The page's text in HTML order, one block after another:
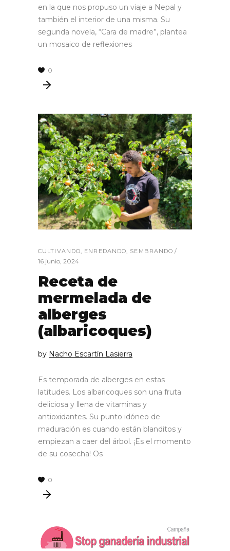
en la que nos propuso un viaje a Nepal y
también el interior de una misma. Su
segunda novela, “Cara de madre”, plantea
un mosaico de reflexiones
0
CULTIVANDO ENREDANDO SEMBRANDO
16 junio, 2024
Receta de
mermelada de
alberges
(albaricoques)
by Nacho Escartín Lasierra
Es temporada de alberges en estas
latitudes. Los albaricoques son una fruta
deliciosa y llena de vitaminas y
antioxidantes. Su punto idóneo de
maduración es cuando están blanditos y
empiezan a caer del árbol. ¡Es el momento
de su cosecha! Os
0